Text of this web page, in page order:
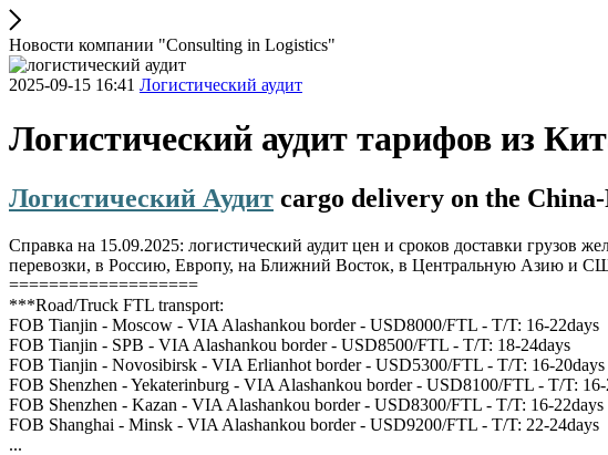
Новости компании "Consulting in Logistics"
2025-09-15 16:41 Логистический аудит
Логистический аудит тарифов из
Логистический Аудит cargo delivery on the China-
Справка на 15.09.2025: логистический аудит цен и сроков доставки
перевозки, в Россию, Европу, на Ближний Восток, в Центральную Азию и
===================
***Road/Truck FTL transport:
FOB Tianjin - Moscow - VIA Alashankou border - USD8000/FTL - T/T: 16-22days
FOB Tianjin - SPB - VIA Alashankou border - USD8500/FTL - T/T: 18-24days
FOB Tianjin - Novosibirsk - VIA Erlianhot border - USD5300/FTL - T/T: 16-20days
FOB Shenzhen - Yekaterinburg - VIA Alashankou border - USD8100/FTL - T/T: 16-
FOB Shenzhen - Kazan - VIA Alashankou border - USD8300/FTL - T/T: 16-22days
FOB Shanghai - Minsk - VIA Alashankou border - USD9200/FTL - T/T: 22-24days
...